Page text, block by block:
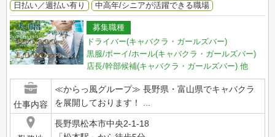
日払い／週払い有り
中高年/シニアが活躍できる職場
募集職種
ドライバー(キャバクラ・ガールズバー)
黒服/ボーイ/ホール(キャバクラ・ガールズバー)
店長/幹部候補(キャバクラ・ガールズバー) 他
仕事内容
≪からっ風グループ≫ 長野県・富山県でキャバクラ
を展開しております！ ...
長野県松本市中央2-1-18